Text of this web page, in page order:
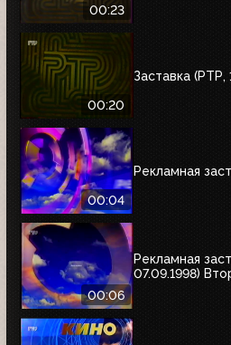
00:23
00:20
Заставка (РТР,
00:04
Рекламная
00:06
Рекламная
07.09.1998)